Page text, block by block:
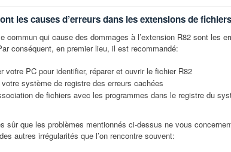
les causes d’erreurs dans les extensions de
commun qui cause des dommages à l’extension R82 sont les
conséquent, en premier lieu, il est recommandé:
votre PC pour identifier, réparer et ouvrir le fichier R82
système de registre des erreurs cachées
de fichiers avec les programmes dans le registre du
sûr que les problèmes mentionnés ci-dessus ne vous
autres irrégularités que l’on rencontre souvent: